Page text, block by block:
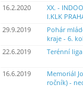
16.2.2020
XX. -
I.KLK
29.9.2019
Pohár
kraje - 6.
22.6.2019 Terénní
16.6.2019
Memoriál
ročník) -